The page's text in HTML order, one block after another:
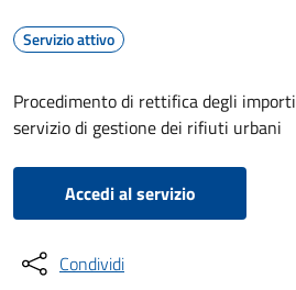
Servizio attivo
Procedimento di rettifica degli
servizio di gestione dei rifiuti urbani
Accedi al servizio
Condividi